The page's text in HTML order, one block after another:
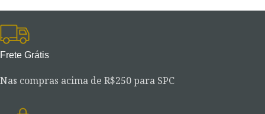
Frete Grátis
Nas compras acima de R$250 para SPC